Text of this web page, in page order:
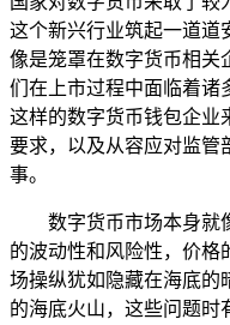
这个新兴行业筑起一道道
像是笼罩在数字货币相关
们在上市过程中面临着诸
这样的数字货币钱包企业
要求，以及从容应对监管
事。
数字货币市场本身就
的波动性和风险性，价格
场操纵犹如隐藏在海底的
的海底火山，这些问题时